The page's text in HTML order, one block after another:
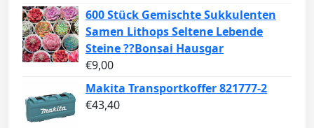
600 Stück Gemischte Sukkulenten
Samen Lithops Seltene Lebende
Steine ??Bonsai Hausgar
€9,00
Makita Transportkoffer 821777-2
€43,40